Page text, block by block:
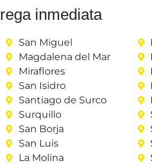
inmediata
San Miguel
Magdalena del Mar
Miraflores
San Isidro
Santiago de Surco
Surquillo
San Borja
San Luis
La Molina